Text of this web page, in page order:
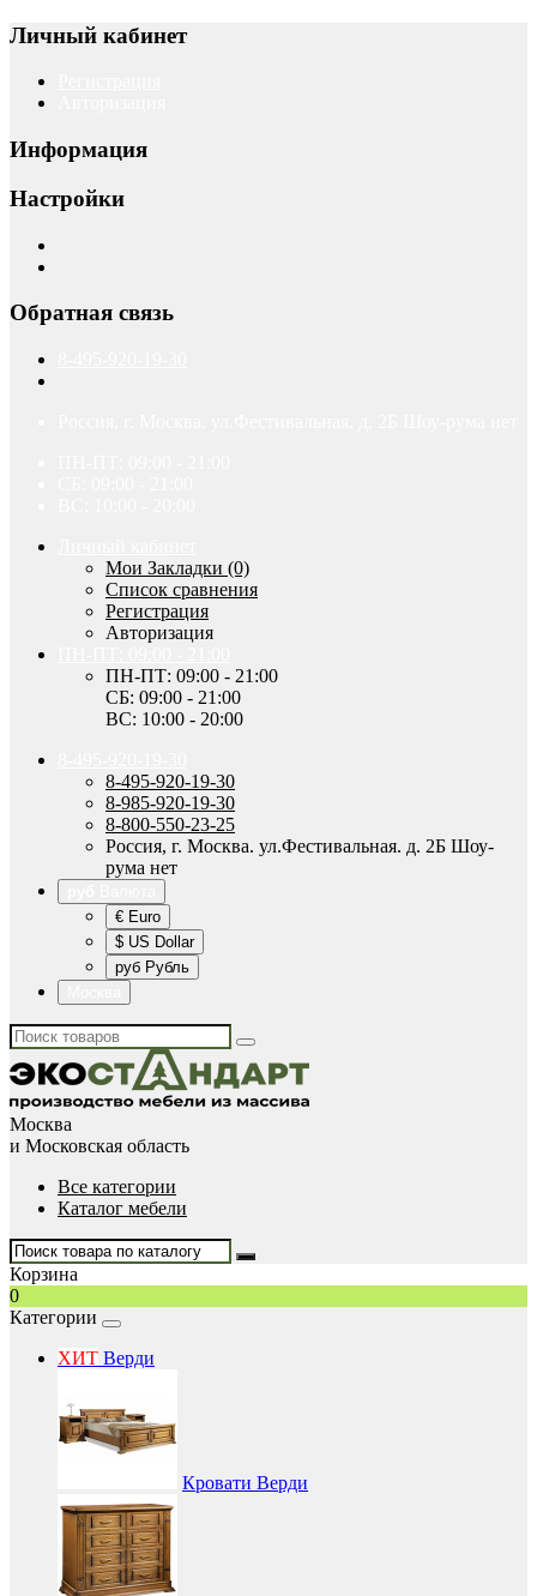
Личный кабинет
Информация
Настройки
Обратная связь
Мои Закладки (0)
Список сравнения
Регистрация
Авторизация
ПН-ПТ: 09:00 - 21:00
СБ: 09:00 - 21:00
ВС: 10:00 - 20:00
8-495-920-19-30
8-985-920-19-30
8-800-550-23-25
Россия, г. Москва. ул.Фестивальная. д. 2Б Шоу-
рума нет
€ Euro
$ US Dollar
руб Рубль
Москва
и Московская область
Все категории
Каталог мебели
Корзина
0
Категории
ХИТ Верди
Кровати Верди